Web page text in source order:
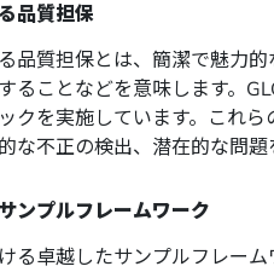
品質担保
品質担保とは、簡潔で魅力
ることなどを意味します。
クを実施しています。これ
な不正の検出、潜在的な問
ンプルフレームワーク
る卓越したサンプルフレー